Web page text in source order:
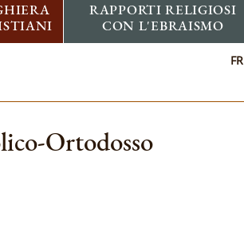
RAPPORTI RELIGIOSI
CON L'EBRAISMO
FR
Ortodosso